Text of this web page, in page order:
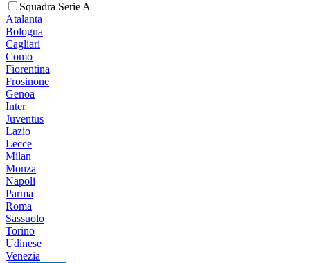
Squadra Serie A
Atalanta
Bologna
Cagliari
Como
Fiorentina
Frosinone
Genoa
Inter
Juventus
Lazio
Lecce
Milan
Monza
Napoli
Parma
Roma
Sassuolo
Torino
Udinese
Venezia